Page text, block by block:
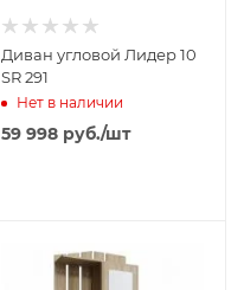
Диван угловой Лидер 10
SR 291
Нет в наличии
59 998 руб./шт